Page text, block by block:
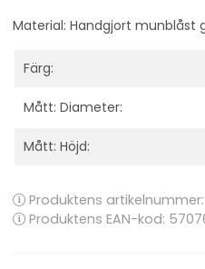
Material: Handgjort munblåst
Färg:
Mått: Diameter:
Mått: Höjd:
Produktens artikelnummer:
Produktens EAN-kod: